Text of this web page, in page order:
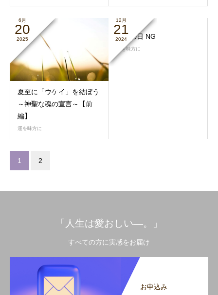
6月
20
2025
夏至に「ウケイ」を結ぼう
～神聖な魂の宣言～【前
編】
運を味方に
12月
21
2024
冬至の日 NG
運を味方に
1 2
「人生は愛おしい―。」
すべての方に実感をお届け
お申込み